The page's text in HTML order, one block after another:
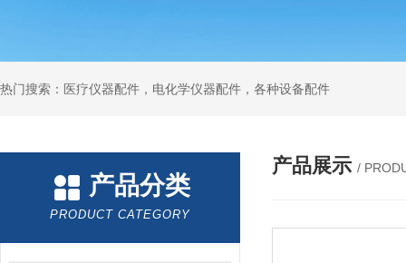
热门搜索：医疗仪器配件，电化学仪器配件，各种设备配件
产品分类
PRODUCT CATEGORY
产品展示 /